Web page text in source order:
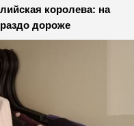
королева: на
дороже